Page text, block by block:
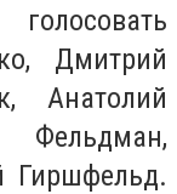
Дмитрий
Анатолий
Гиршфельд.